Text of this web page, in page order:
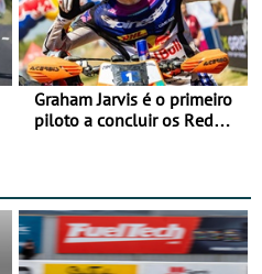
Graham Jarvis é o primeiro
piloto a concluir os Red